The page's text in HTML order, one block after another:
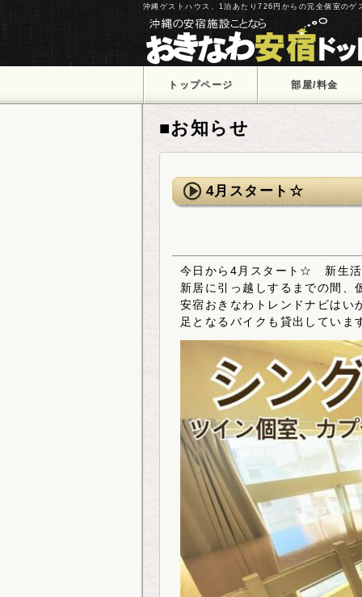
沖縄ゲストハウス、1泊あたり726円からの完全個室の
トップページ 部屋/料金
■お知らせ
4月スタート☆
今日から4月スタート☆ 新生活
新居に引っ越しするまでの間、
安宿おきなわトレンドナビはい
足となるバイクも貸出していま